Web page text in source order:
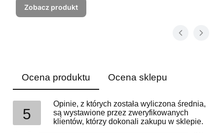
Zobacz produkt
Ocena produktu Ocena sklepu
5
Opinie, z których została wyliczona średnia,
są wystawione przez zweryfikowanych
klientów, którzy dokonali zakupu w sklepie.